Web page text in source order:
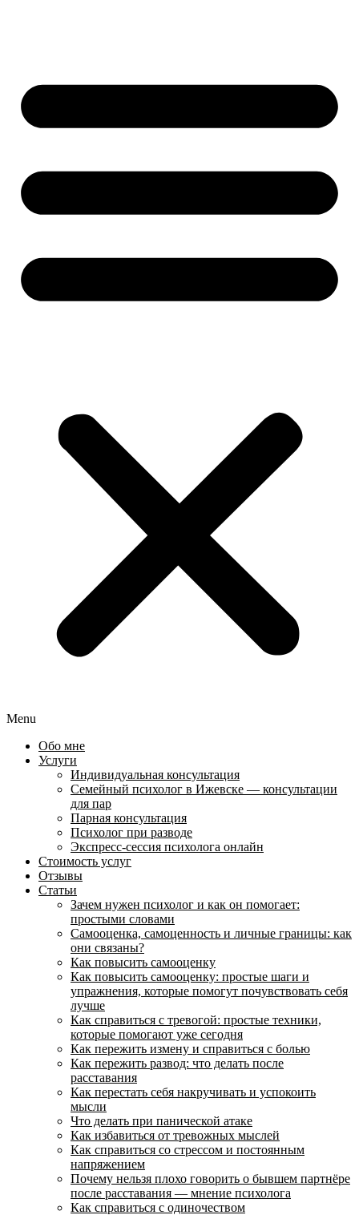
Menu
Обо мне
Услуги
Индивидуальная консультация
Семейный психолог в Ижевске — консультации
для пар
Парная консультация
Психолог при разводе
Экспресс-сессия психолога онлайн
Стоимость услуг
Отзывы
Статьи
Зачем нужен психолог и как он помогает:
простыми словами
Самооценка, самоценность и личные границы: как
они связаны?
Как повысить самооценку
Как повысить самооценку: простые шаги и
упражнения, которые помогут почувствовать себя
лучше
Как справиться с тревогой: простые техники,
которые помогают уже сегодня
Как пережить измену и справиться с болью
Как пережить развод: что делать после
расставания
Как перестать себя накручивать и успокоить
мысли
Что делать при панической атаке
Как избавиться от тревожных мыслей
Как справиться со стрессом и постоянным
напряжением
Почему нельзя плохо говорить о бывшем партнёре
после расставания — мнение психолога
Как справиться с одиночеством